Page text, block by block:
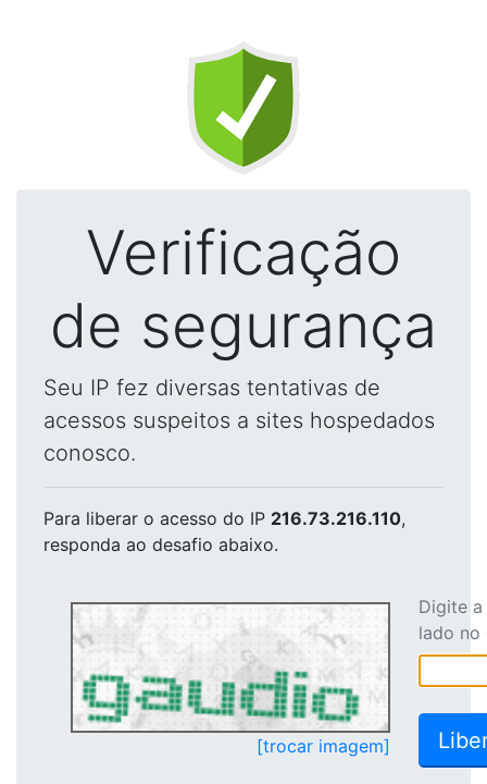
Verificação
de segurança
Seu IP fez diversas tentativas de
acessos suspeitos a sites hospedados
conosco.
Para liberar o acesso do IP 216.73.216.110,
responda ao desafio abaixo.
[trocar imagem]
Digite
lado no